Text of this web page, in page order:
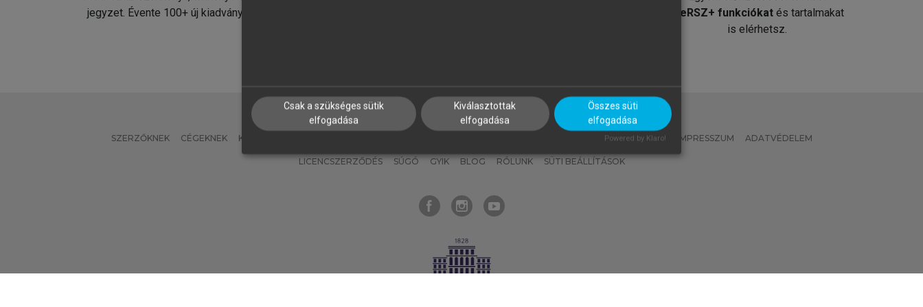
jegyzet. Évente 100+ új kiadvány.
MeRSZ+ funkciókat és tartalmakat
is elérhetsz.
SZERZŐKNEK CÉGEKNEK KÖNYVTÁROSOKNAK MI – ÁLTALÁNOS IRÁNYELVEK IMPRESSZUM ADATVÉDELEM
LICENCSZERZŐDÉS SÚGÓ GYIK BLOG RÓLUNK SÜTI BEÁLLÍTÁSOK
Csak a szükséges sütik
elfogadása
Kiválasztottak
elfogadása
Összes süti
elfogadása
Powered by Klaro!